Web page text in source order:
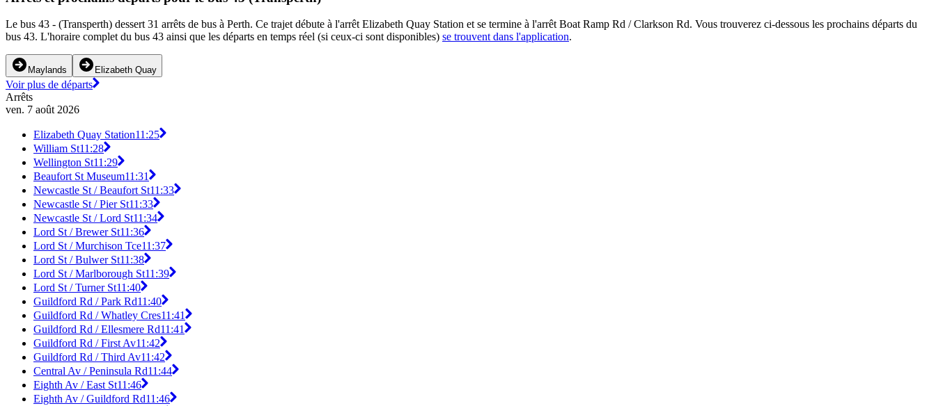
Le bus 43 - (Transperth) dessert 31 arrêts de bus à Perth. Ce trajet débute à l'arrêt Elizabeth Quay Station et se termine à l'arrêt Boat Ramp Rd / Clarkson Rd. Vous trouverez ci-dessous les prochains départs du
bus 43. L'horaire complet du bus 43 ainsi que les départs en temps réel (si ceux-ci sont disponibles) se trouvent dans l'application.
Maylands Elizabeth Quay
Voir plus de départs
Arrêts
ven. 7 août 2026
Elizabeth Quay Station11:25
William St11:28
Wellington St11:29
Beaufort St Museum11:31
Newcastle St / Beaufort St11:33
Newcastle St / Pier St11:33
Newcastle St / Lord St11:34
Lord St / Brewer St11:36
Lord St / Murchison Tce11:37
Lord St / Bulwer St11:38
Lord St / Marlborough St11:39
Lord St / Turner St11:40
Guildford Rd / Park Rd11:40
Guildford Rd / Whatley Cres11:41
Guildford Rd / Ellesmere Rd11:41
Guildford Rd / First Av11:42
Guildford Rd / Third Av11:42
Central Av / Peninsula Rd11:44
Eighth Av / East St11:46
Eighth Av / Guildford Rd11:46